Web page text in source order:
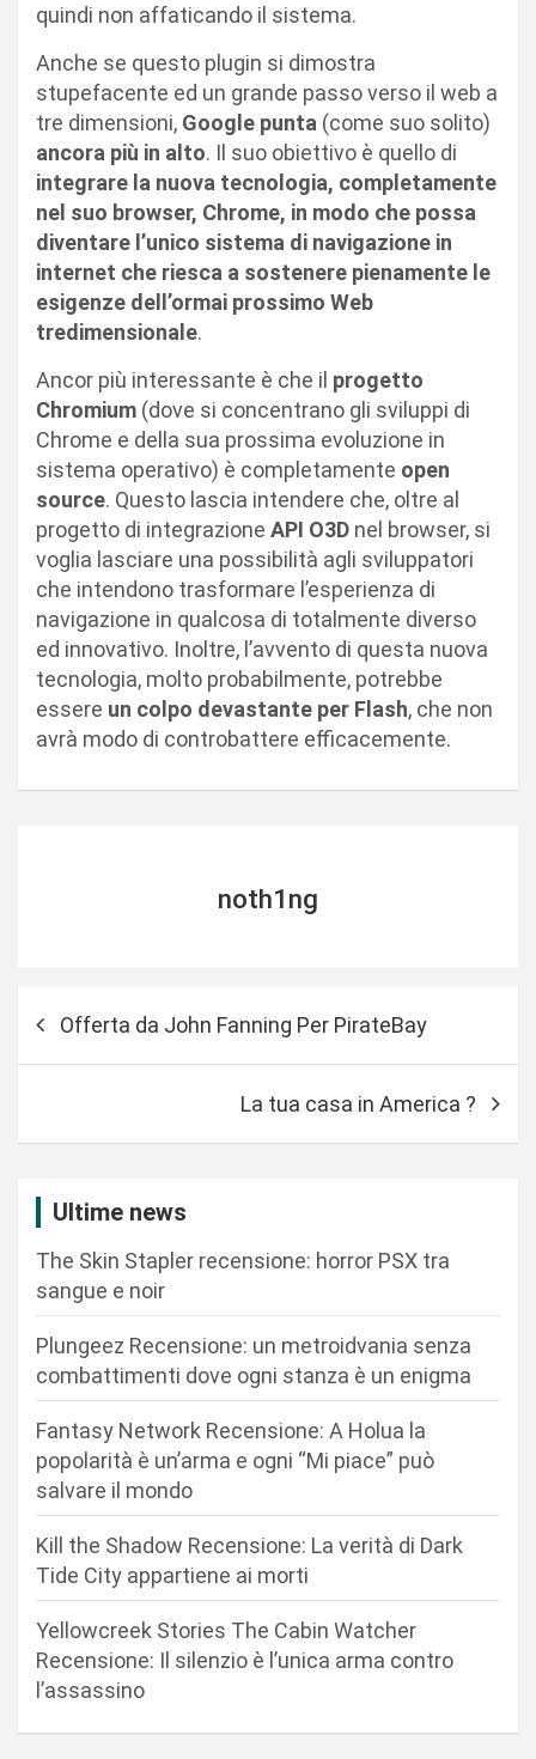
quindi non affaticando il sistema.
Anche se questo plugin si dimostra
stupefacente ed un grande passo verso il web a
tre dimensioni, Google punta (come suo solito)
ancora più in alto. Il suo obiettivo è quello di
integrare la nuova tecnologia, completamente
nel suo browser, Chrome, in modo che possa
diventare l’unico sistema di navigazione in
internet che riesca a sostenere pienamente le
esigenze dell’ormai prossimo Web
tredimensionale.
Ancor più interessante è che il progetto
Chromium (dove si concentrano gli sviluppi di
Chrome e della sua prossima evoluzione in
sistema operativo) è completamente open
source. Questo lascia intendere che, oltre al
progetto di integrazione API O3D nel browser, si
voglia lasciare una possibilità agli sviluppatori
che intendono trasformare l’esperienza di
navigazione in qualcosa di totalmente diverso
ed innovativo. Inoltre, l’avvento di questa nuova
tecnologia, molto probabilmente, potrebbe
essere un colpo devastante per Flash, che non
avrà modo di controbattere efficacemente.
noth1ng
Offerta da John Fanning Per PirateBay
La tua casa in America ?
Ultime news
The Skin Stapler recensione: horror PSX tra
sangue e noir
Plungeez Recensione: un metroidvania senza
combattimenti dove ogni stanza è un enigma
Fantasy Network Recensione: A Holua la
popolarità è un’arma e ogni “Mi piace” può
salvare il mondo
Kill the Shadow Recensione: La verità di Dark
Tide City appartiene ai morti
Yellowcreek Stories The Cabin Watcher
Recensione: Il silenzio è l’unica arma contro
l’assassino